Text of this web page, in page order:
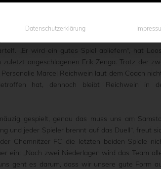
Beide Teams haben mit 21
sich der Gewinner weiter oben festsetzen.
Mandelentzündung erkrankten Philipp
hat, verzichten. Für den aktuell stark
„Er wird ein gutes Spiel abliefern“, hat
angeschlagenen Erik Zenga. Trotz der
Marcel Reichwein laut dem Coach
hat, dennoch bleibt Reichwein in
gespielt, genau das muss uns am
und jeder Spieler brennt auf das Duell“, freut
Chemnitzer FC die letzten beiden Spiele
ein: „Nach zwei Niederlagen wird das Team
geht es darum, dass wir unsere gute Form
Datenschutzerklärung